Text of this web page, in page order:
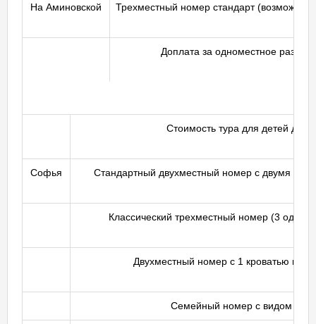
На Аминовской Трехместный номер стандарт (возможно
Доплата за одноместное
Стоимость тура для детей до
Софья Стандартный двухместный номер с двумя
Классический трехместный номер (3
Двухместный номер с 1 кроватью и
Семейный номер с видом на